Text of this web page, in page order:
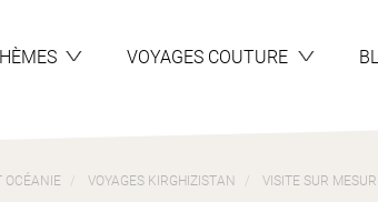
VOYAGES COUTURE
OCÉANIE VOYAGES KIRGHIZISTAN VISITE SUR